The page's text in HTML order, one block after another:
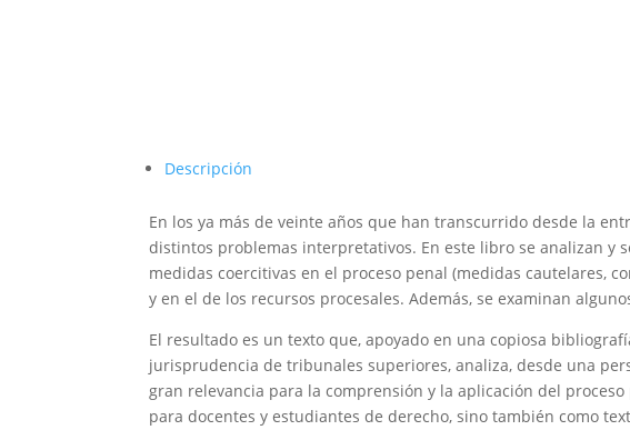
Descripción
En los ya más de veinte años que han transcurrido desde la
distintos problemas interpretativos. En este libro se analizan y
medidas coercitivas en el proceso penal (medidas cautelares,
y en el de los recursos procesales. Además, se examinan
El resultado es un texto que, apoyado en una copiosa
jurisprudencia de tribunales superiores, analiza, desde una
gran relevancia para la comprensión y la aplicación del
para docentes y estudiantes de derecho, sino también como